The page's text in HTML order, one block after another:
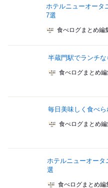
ホテルニューオータ
7選
食べログまとめ編
半蔵門駅でランチ
食べログまとめ
毎日美味しく食べ
食べログまとめ
ホテルニューオー
選
食べログまとめ編